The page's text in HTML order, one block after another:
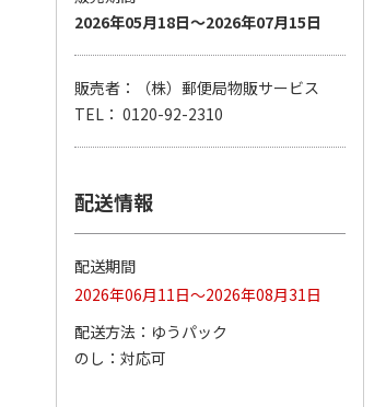
【グリーティング切
2026年05月18日～2026年07月15日
販売者：（株）郵便局物販サービス
TEL： 0120-92-2310
配送情報
配送期間
2026年06月11日～2026年08月31日
配送方法
ゆうパック
のし
対応可